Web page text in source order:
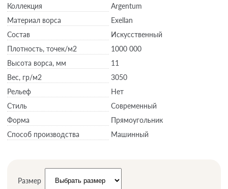
Коллекция
Argentum
Материал ворса
Exellan
Состав
Искусственный
Плотность, точек/м2
1000 000
Высота ворса, мм
11
Вес, гр/м2
3050
Рельеф
Нет
Стиль
Современный
Форма
Прямоугольник
Способ производства
Машинный
Размер